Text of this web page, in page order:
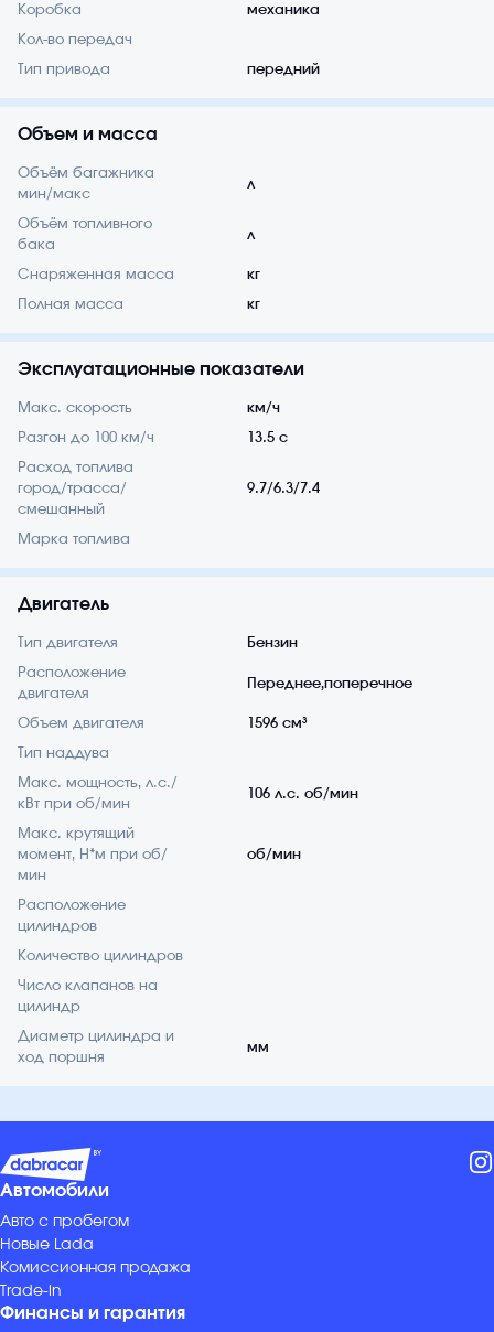
Коробка механика
Кол-во передач
Тип привода передний
Объем и масса
Объём багажника
мин/макс
л
Объём топливного
бака
л
Снаряженная масса кг
Полная масса кг
Эксплуатационные показатели
Макс. скорость км/ч
Разгон до 100 км/ч 13.5 с
Расход топлива
город/трасса/
смешанный
9.7/6.3/7.4
Марка топлива
Двигатель
Тип двигателя Бензин
Расположение
двигателя
Переднее,поперечное
Объем двигателя 1596 см³
Тип наддува
Макс. мощность, л.с./
кВт при об/мин
106 л.с. об/мин
Макс. крутящий
момент, Н*м при об/
мин
об/мин
Расположение
цилиндров
Количество цилиндров
Число клапанов на
цилиндр
Диаметр цилиндра и
ход поршня
мм
Автомобили
Авто с пробегом
Новые Lada
Комиссионная продажа
Trade-in
Финансы и гарантия